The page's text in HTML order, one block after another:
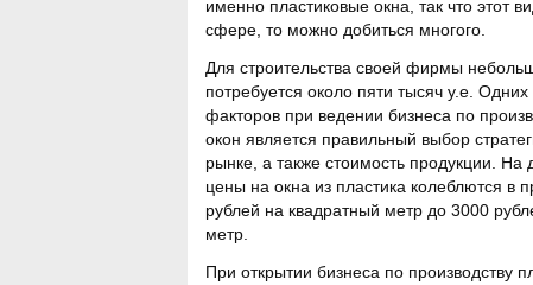
именно пластиковые окна, так что этот
сфере, то можно добиться многого.
Для строительства своей фирмы
потребуется около пяти тысяч у.е.
факторов при ведении бизнеса по
окон является правильный выбор
рынке, а также стоимость продукции.
цены на окна из пластика колеблются в
рублей на квадратный метр до 3000
метр.
При открытии бизнеса по производству